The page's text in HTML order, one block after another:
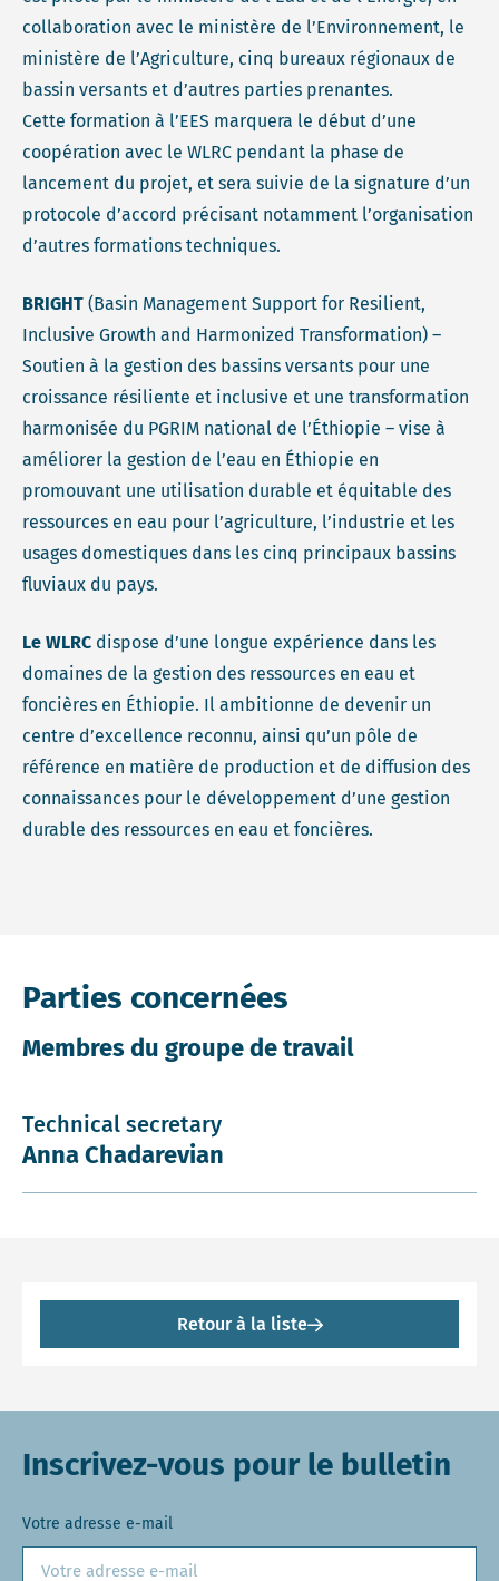
collaboration avec le ministère de l’Environnement, le
ministère de l’Agriculture, cinq bureaux régionaux de
bassin versants et d’autres parties prenantes.
Cette formation à l’EES marquera le début d’une
coopération avec le WLRC pendant la phase de
lancement du projet, et sera suivie de la signature d’un
protocole d’accord précisant notamment l’organisation
d’autres formations techniques.
BRIGHT (Basin Management Support for Resilient,
Inclusive Growth and Harmonized Transformation) –
Soutien à la gestion des bassins versants pour une
croissance résiliente et inclusive et une transformation
harmonisée du PGRIM national de l’Éthiopie – vise à
améliorer la gestion de l’eau en Éthiopie en
promouvant une utilisation durable et équitable des
ressources en eau pour l’agriculture, l’industrie et les
usages domestiques dans les cinq principaux bassins
fluviaux du pays.
Le WLRC dispose d’une longue expérience dans les
domaines de la gestion des ressources en eau et
foncières en Éthiopie. Il ambitionne de devenir un
centre d’excellence reconnu, ainsi qu’un pôle de
référence en matière de production et de diffusion des
connaissances pour le développement d’une gestion
durable des ressources en eau et foncières.
Parties concernées
Membres du groupe de travail
Technical secretary
Anna Chadarevian
Retour à la liste
Inscrivez-vous pour le bulletin
Votre adresse e-mail